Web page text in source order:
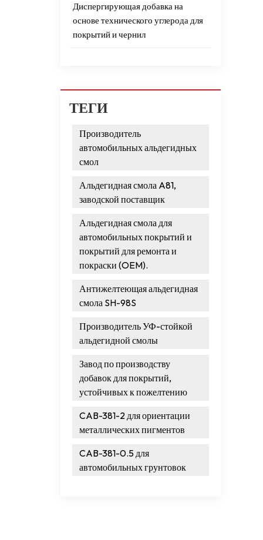
Диспергирующая добавка на
основе технического углерода для
покрытий и чернил
ТЕГИ
Производитель
автомобильных альдегидных
смол
Альдегидная смола A81,
заводской поставщик
Альдегидная смола для
автомобильных покрытий и
покрытий для ремонта и
покраски (OEM).
Антижелтеющая альдегидная
смола SH-98S
Производитель УФ-стойкой
альдегидной смолы
Завод по производству
добавок для покрытий,
устойчивых к пожелтению
CAB-381-2 для ориентации
металлических пигментов
CAB-381-0.5 для
автомобильных грунтовок